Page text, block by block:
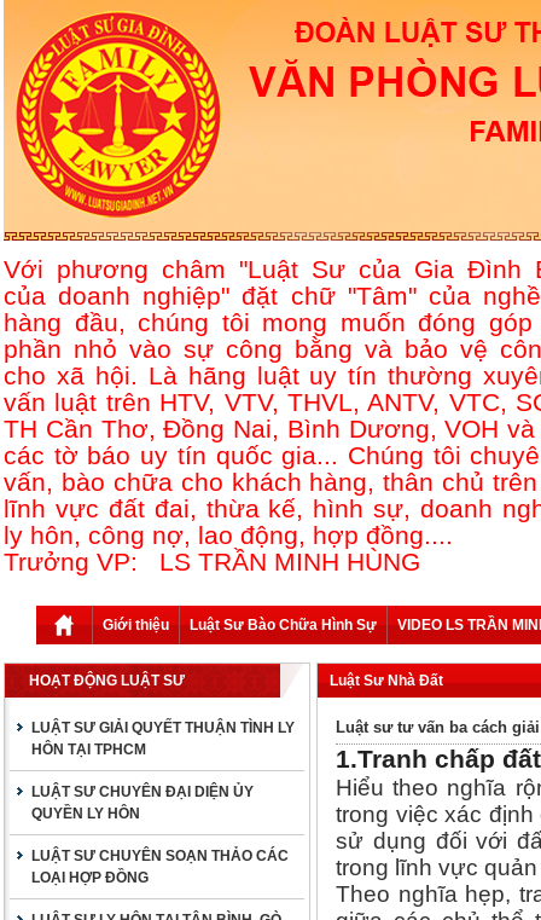
Với phương châm "Luật Sư của Gia Đình
của doanh nghiệp" đặt chữ "Tâm" của
hàng đầu, chúng tôi mong muốn đóng góp
phần nhỏ vào sự công bằng và bảo vệ
cho xã hội. Là hãng luật uy tín thường
vấn luật trên HTV, VTV, THVL, ANTV, VTC,
TH Cần Thơ, Đồng Nai, Bình Dương, VOH và
các tờ báo uy tín quốc gia... Chúng tôi
vấn, bào chữa cho khách hàng, thân chủ
lĩnh vực đất đai, thừa kế, hình sự, doanh
ly hôn, công nợ, lao động, hợp đồng....
Trưởng VP: LS TRẦN MINH HÙNG
Giới thiệu Luật Sư Bào Chữa Hình Sự VIDEO LS TRẦN
HOẠT ĐỘNG LUẬT SƯ
LUẬT SƯ GIẢI QUYẾT THUẬN TÌNH LY
HÔN TẠI TPHCM
LUẬT SƯ CHUYÊN ĐẠI DIỆN ỦY
QUYỀN LY HÔN
LUẬT SƯ CHUYÊN SOẠN THẢO CÁC
LOẠI HỢP ĐỒNG
Luật Sư Nhà Đất
Luật sư tư vấn ba cách
1.Tranh chấp
Hiểu theo nghĩa
trong việc xác
sử dụng đối với
trong lĩnh vực
Theo nghĩa hẹp,